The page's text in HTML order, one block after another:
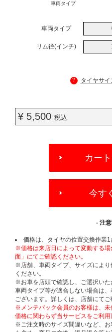
車両タイプ
車両タイプ
リム径(インチ)
? タイヤサ
¥ 5,500 税込
OPTIONS
カー
今す
- 注
価格は、タイヤの位置交換作業1
※価格は来店日によって変動する
面」にてご確認ください。
※店舗、車両タイプ、サイズによ
ください。
※お車を店頭で確認し、ご選択いた
車両タイプ等が適合しない場合は
ございます。詳しくは、店舗にてご
※メンテパック会員のお客様は、
価格に関わらず当サービスをご利用
※ご注文時のサイズ間違いなど、